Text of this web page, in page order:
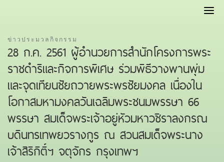
ข่าวประมวลกิจกรรม
28 ก.ค. 2561 ผู้อำนวยการสำนักโครงการพระ
ราชดำริและกิจการพิเศษ ร่วมพิธีวางพานพุ่ม
และจุดเทียนชัยถวายพระพรชัยมงคล เนื่องใน
โอกาสมหามงคลวันเฉลิมพระชนมพรรษา 66
พรรษา สมเด็จพระเจ้าอยู่หัวมหาวชิราลงกรณ
บดินทรเทพยวรางกูร ณ สวนสมเด็จพระนาง
เจ้าสิริกิติ์ฯ จตุจักร กรุงเทพฯ